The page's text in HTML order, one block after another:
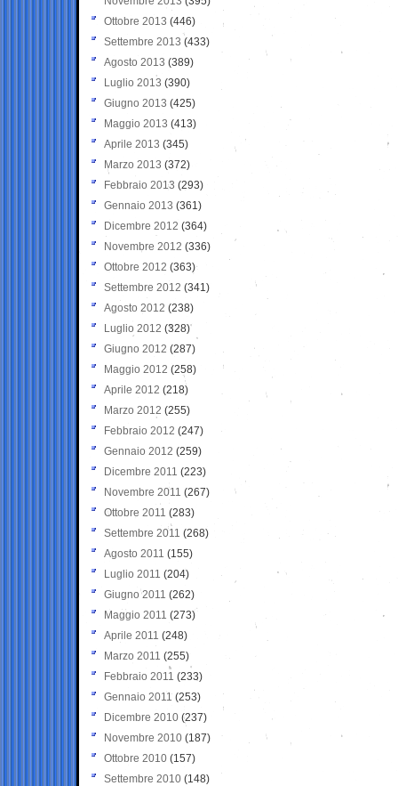
Ottobre 2013 (446)
Settembre 2013 (433)
Agosto 2013 (389)
Luglio 2013 (390)
Giugno 2013 (425)
Maggio 2013 (413)
Aprile 2013 (345)
Marzo 2013 (372)
Febbraio 2013 (293)
Gennaio 2013 (361)
Dicembre 2012 (364)
Novembre 2012 (336)
Ottobre 2012 (363)
Settembre 2012 (341)
Agosto 2012 (238)
Luglio 2012 (328)
Giugno 2012 (287)
Maggio 2012 (258)
Aprile 2012 (218)
Marzo 2012 (255)
Febbraio 2012 (247)
Gennaio 2012 (259)
Dicembre 2011 (223)
Novembre 2011 (267)
Ottobre 2011 (283)
Settembre 2011 (268)
Agosto 2011 (155)
Luglio 2011 (204)
Giugno 2011 (262)
Maggio 2011 (273)
Aprile 2011 (248)
Marzo 2011 (255)
Febbraio 2011 (233)
Gennaio 2011 (253)
Dicembre 2010 (237)
Novembre 2010 (187)
Ottobre 2010 (157)
Settembre 2010 (148)